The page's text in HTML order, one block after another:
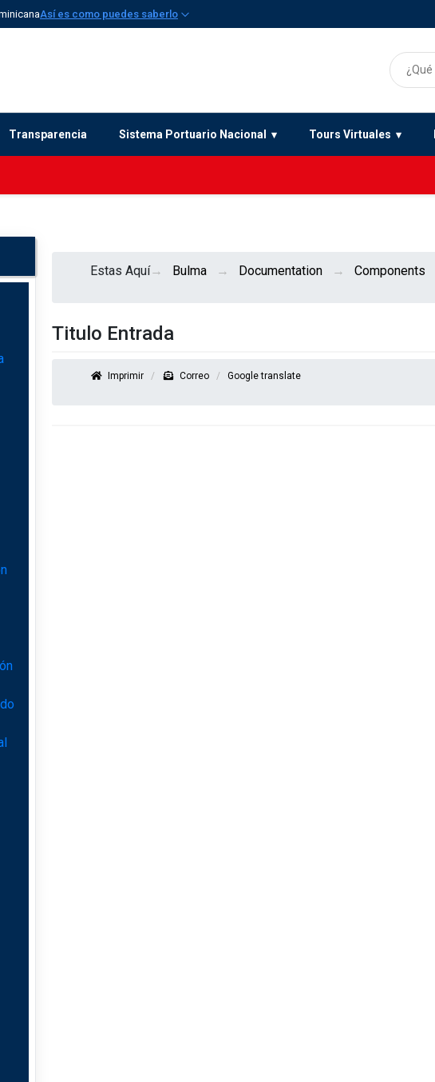
Así es como puedes saberlo
Transparencia Sistema Portuario Nacional Tours Virtuales
Estas Aquí Bulma Documentation Components
Titulo Entrada
Imprimir Correo Google translate